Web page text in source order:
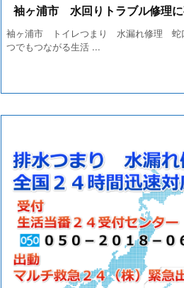
袖ヶ浦市 水回りトラブル修理
袖ヶ浦市 トイレつまり 水漏れ修理 蛇
つでもつながる生活 ...